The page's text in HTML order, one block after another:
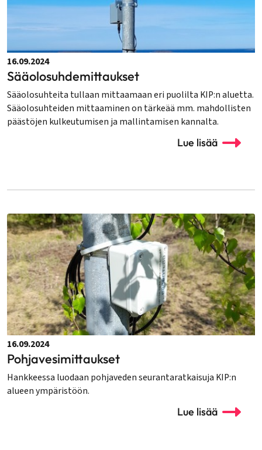
16.09.2024
Sääolosuhdemittaukset
Sääolosuhteita tullaan mittaamaan eri puolilta KIP:n aluetta.
Sääolosuhteiden mittaaminen on tärkeää mm. mahdollisten
päästöjen kulkeutumisen ja mallintamisen kannalta.
Lue lisää
16.09.2024
Pohjavesimittaukset
Hankkeessa luodaan pohjaveden seurantaratkaisuja KIP:n
alueen ympäristöön.
Lue lisää